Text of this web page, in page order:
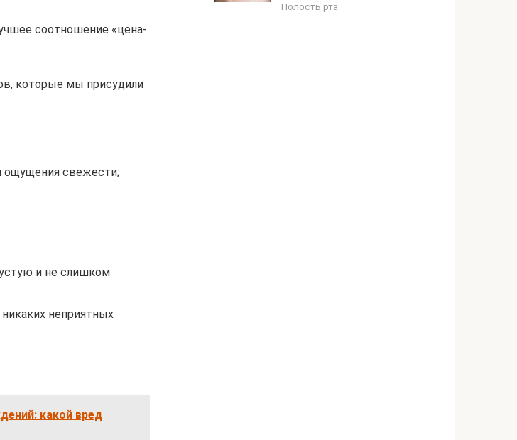
соотношение «цена-
которые мы присудили
ощущения свежести;
и не слишком
неприятных
какой вред
Полость рта